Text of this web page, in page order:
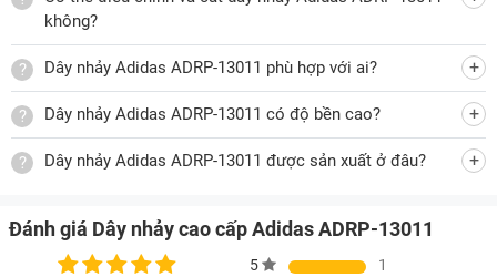
không?
Dây nhảy Adidas ADRP-13011 phù hợp với ai?
Dây nhảy Adidas ADRP-13011 có độ bền cao?
Dây nhảy Adidas ADRP-13011 được sản xuất ở đâu?
Đánh giá Dây nhảy cao cấp Adidas ADRP-13011
5
1